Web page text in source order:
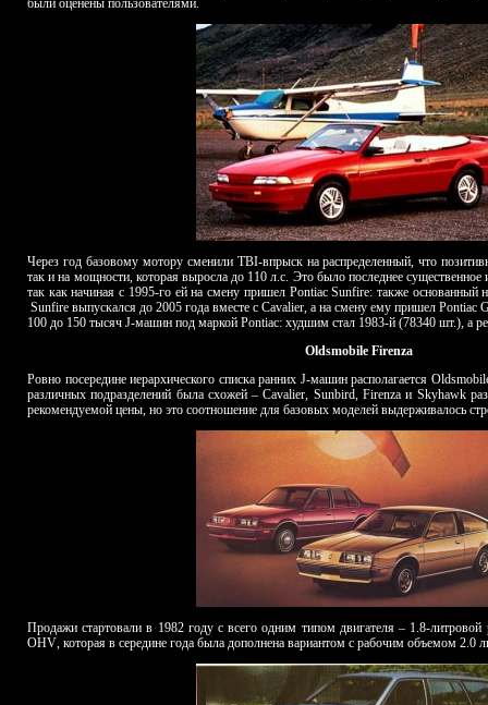
были оценены пользователями.
Через год базовому мотору сменили TBI-впрыск на распределенный, что
так и на мощности, которая выросла до 110 л.с. Это было последнее
так как начиная с 1995-го ей на смену пришел Pontiac Sunfire: также основанный
Sunfire выпускался до 2005 года вместе с Cavalier, а на смену ему пришел Pontiac
100 до 150 тысяч J-машин под маркой Pontiac: худшим стал 1983-й (78340 шт.), а
Oldsmobile Firenza
Ровно посередине иерархического списка ранних J-машин располагается
различных подразделений была схожей – Cavalier, Sunbird,Firenza и Skyhawk
рекомендуемой цены, но это соотношение для базовых моделей выдерживалось
Продажи стартовали в 1982 году с всего одним типом двигателя – 1.8-литровой
OHV, которая в середине года была дополнена вариантом с рабочим объемом 2.0